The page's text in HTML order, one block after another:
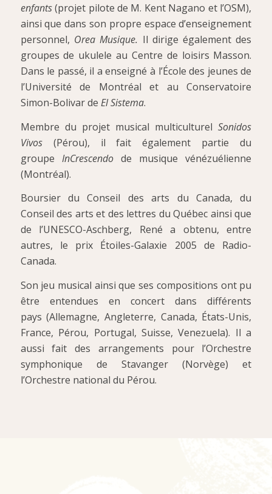
enfants(projet pilote de M. Kent Nagano et l’OSM),
ainsi que dans son propre espace d’enseignement
personnel, Orea Musique. Il dirige également des
groupes de ukulele au Centre de loisirs Masson.
Dans le passé, il a enseigné à l’École des jeunes de
l’Université de Montréal et au Conservatoire
Simon-Bolivar de El Sistema.
Membre du projet musical multiculturelSonidos
Vivos (Pérou), il fait également partie du
groupe InCrescendode musique vénézuélienne
(Montréal).
Boursier du Conseil des arts du Canada, du
Conseil des arts et des lettres du Québec ainsi que
de l’UNESCO-Aschberg, René a obtenu, entre
autres, le prix Étoiles-Galaxie 2005 de Radio-
Canada.
Son jeu musical ainsi que ses compositions ont pu
être entendues en concert dans différents
pays (Allemagne, Angleterre, Canada, États-Unis,
France, Pérou, Portugal, Suisse, Venezuela). Il a
aussi fait des arrangements pour l’Orchestre
symphonique de Stavanger (Norvège) et
l’Orchestre national du Pérou.